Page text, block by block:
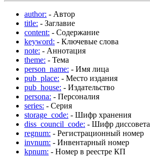
author: - Автор
title: - Заглавие
content: - Содержание
keyword: - Ключевые слова
note: - Аннотация
theme: - Тема
person_name: - Имя лица
pub_place: - Место издания
pub_house: - Издательство
persona: - Персоналия
series: - Серия
storage_code: - Шифр хранения
diss_council_code: - Шифр диссовета
regnum: - Регистрационный номер
invnum: - Инвентарный номер
kpnum: - Номер в реестре КП